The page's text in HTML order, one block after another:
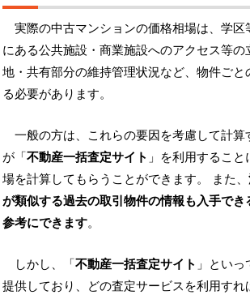
実際の中古マンションの価格相場は、学区
にある公共施設・商業施設へのアクセス等
地・共有部分の維持管理状況など、物件ごと
る必要があります。
一般の方は、これらの要因を考慮して計算
が「不動産一括査定サイト 」を利用するこ
場を計算してもらうことができます。 また、
が類似する過去の取引物件の情報も入手で
参考にできます。
しかし、「不動産一括査定サイト 」とい
提供しており、どの査定サービスを利用すれ